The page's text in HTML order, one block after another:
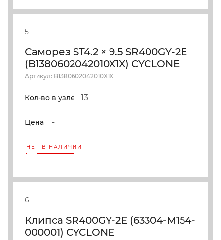
5
Саморез ST4.2 × 9.5 SR400GY-2E
(B1380602042010X1X) CYCLONE
Артикул: B1380602042010X1X
Кол-во в узле 13
Цена -
НЕТ В НАЛИЧИИ
6
Клипса SR400GY-2E (63304-M154-
000001) CYCLONE